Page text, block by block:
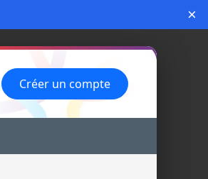
×
Créer un compte